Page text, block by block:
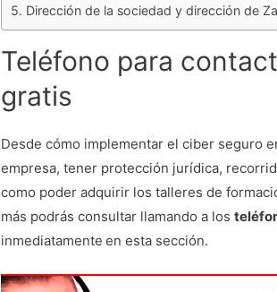
Dirección de la sociedad y dirección de
Teléfono para
gratis
Desde cómo implementar el ciber seguro
empresa, tener protección jurídica,
como poder adquirir los talleres de
más podrás consultar llamando a los
inmediatamente en esta sección.